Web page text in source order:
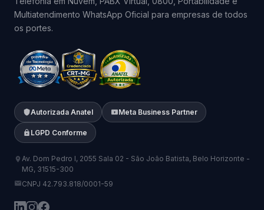
Multiatendimento WhatsApp Oficial para empresas de todos
os portes.
Autorizada Anatel Meta Business Partner
LGPD Conforme
Av. Dom Pedro I, 2055 Sala 02 - São João Batista, Belo Horizonte -
MG, 31515-300
CNPJ 42.793.818/0001-59